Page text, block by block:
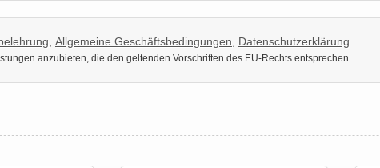
Allgemeine Geschäftsbedingungen Datenschutzerklärung
anzubieten, die den geltenden Vorschriften des EU-Rechts entsprechen.